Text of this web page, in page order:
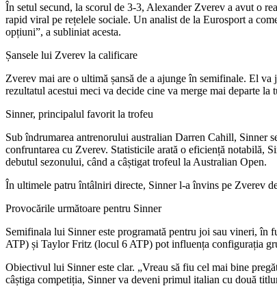
În setul secund, la scorul de 3-3, Alexander Zverev a avut o
rapid viral pe rețelele sociale. Un analist de la Eurosport a
opțiuni”, a subliniat acesta.
Șansele lui Zverev la calificare
Zverev mai are o ultimă șansă de a ajunge în semifinale. El
rezultatul acestui meci va decide cine va merge mai departe la
Sinner, principalul favorit la trofeu
Sub îndrumarea antrenorului australian Darren Cahill, Sinner
confruntarea cu Zverev. Statisticile arată o eficiență notabilă,
debutul sezonului, când a câștigat trofeul la Australian Open.
În ultimele patru întâlniri directe, Sinner l-a învins pe Zverev
Provocările următoare pentru Sinner
Semifinala lui Sinner este programată pentru joi sau vineri,
ATP) și Taylor Fritz (locul 6 ATP) pot influența configurația
Obiectivul lui Sinner este clar. „Vreau să fiu cel mai bine
câștiga competiția, Sinner va deveni primul italian cu două